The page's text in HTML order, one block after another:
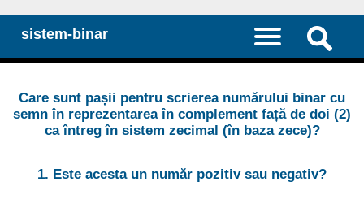
sistem-binar
Care sunt pașii pentru scrierea numărului binar cu
semn în reprezentarea în complement față de doi (2)
ca întreg în sistem zecimal (în baza zece)?
1. Este acesta un număr pozitiv sau negativ?